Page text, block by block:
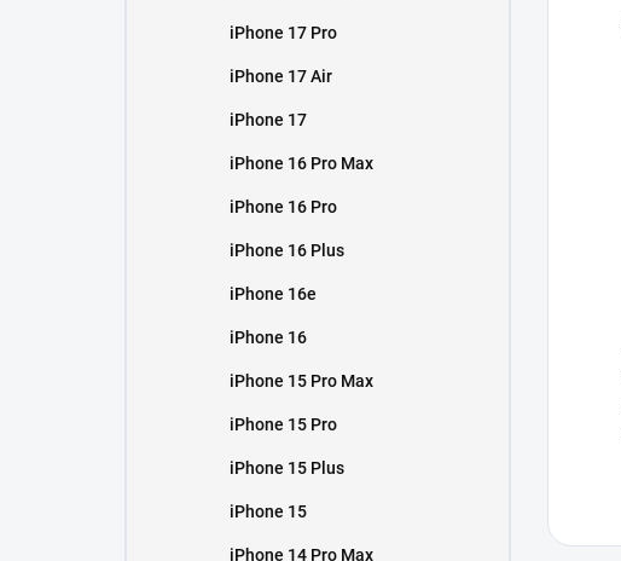
iPhone 17 Pro
iPhone 17 Air
iPhone 17
iPhone 16 Pro Max
iPhone 16 Pro
iPhone 16 Plus
iPhone 16e
iPhone 16
iPhone 15 Pro Max
iPhone 15 Pro
iPhone 15 Plus
iPhone 15
iPhone 14 Pro Max